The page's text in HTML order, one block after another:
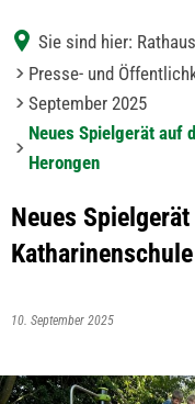
Sie sind hier:
Presse- und
September 2025
Neues Spielgerät auf
Herongen
Neues
10. September 2025